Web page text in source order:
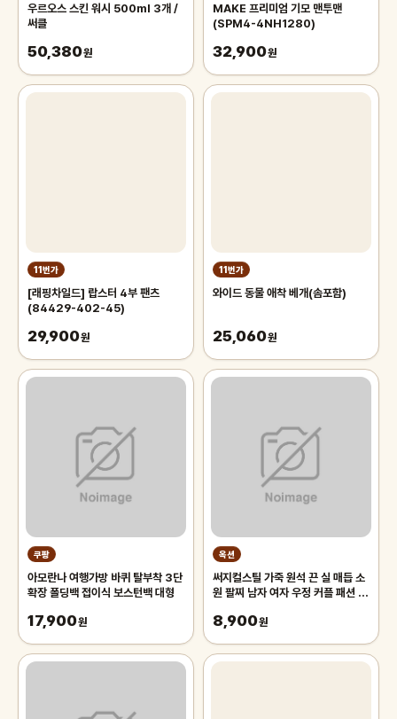
우르오스 스킨 워시 500ml 3개 /
써클
50,380원
MAKE 프리미엄 기모 맨투맨
(SPM4-4NH1280)
32,900원
11번가
[래핑차일드] 랍스터 4부 팬츠
(84429-402-45)
29,900원
11번가
와이드 동물 애착 베개(솜포함)
25,060원
쿠팡
아모란나 여행가방 바퀴 탈부착 3단
확장 폴딩백 접이식 보스턴백 대형
17,900원
옥션
써지컬스틸 가죽 원석 끈 실 매듭 소
원 팔찌 남자 여자 우정 커플 패션 체
8,900원